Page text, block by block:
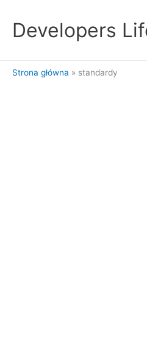
treściDevelopers
Strona główna standardy